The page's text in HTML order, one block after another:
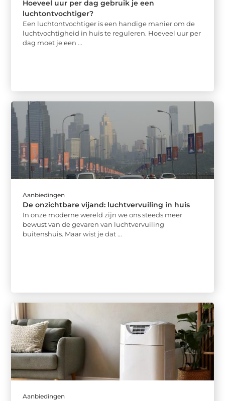
Hoeveel uur per dag gebruik je een
luchtontvochtiger?
Een luchtontvochtiger is een handige manier om de
luchtvochtigheid in huis te reguleren. Hoeveel uur per
dag moet je een ...
Aanbiedingen
De onzichtbare vijand: luchtvervuiling in huis
In onze moderne wereld zijn we ons steeds meer
bewust van de gevaren van luchtvervuiling
buitenshuis. Maar wist je dat ...
Aanbiedingen